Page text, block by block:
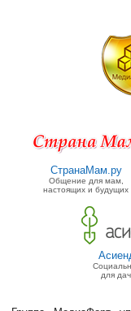
СтранаМам.ру
Общение для мам,
настоящих и будущих
для